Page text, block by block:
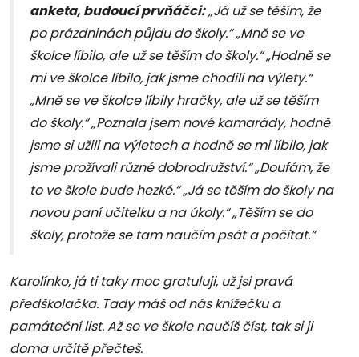
anketa, budoucí prvňáčci:„Já už se těším, že
po prázdninách půjdu do školy.“ „Mně se ve
školce líbilo, ale už se těším do školy.“ „Hodně se
mi ve školce líbilo, jak jsme chodili na výlety.“
„Mně se ve školce líbily hračky, ale už se těším
do školy.“ „Poznala jsem nové kamarády, hodně
jsme si užili na výletech a hodně se mi líbilo, jak
jsme prožívali různé dobrodružství.“ „Doufám, že
to ve škole bude hezké.“ „Já se těším do školy na
novou paní učitelku a na úkoly.“ „Těším se do
školy, protože se tam naučím psát a počítat.“
Karolínko, já ti taky moc gratuluji, už jsi pravá
předškolačka. Tady máš od nás knížečku a
památeční list. Až se ve škole naučíš číst, tak si ji
doma určitě přečteš.